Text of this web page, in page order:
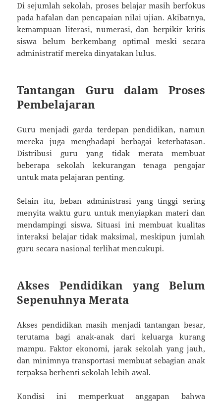
Di sejumlah sekolah, proses belajar masih berfokus
pada hafalan dan pencapaian nilai ujian. Akibatnya,
kemampuan literasi, numerasi, dan berpikir kritis
siswa belum berkembang optimal meski secara
administratif mereka dinyatakan lulus.
Tantangan Guru dalam Proses
Pembelajaran
Guru menjadi garda terdepan pendidikan, namun
mereka juga menghadapi berbagai keterbatasan.
Distribusi guru yang tidak merata membuat
beberapa sekolah kekurangan tenaga pengajar
untuk mata pelajaran penting.
Selain itu, beban administrasi yang tinggi sering
menyita waktu guru untuk menyiapkan materi dan
mendampingi siswa. Situasi ini membuat kualitas
interaksi belajar tidak maksimal, meskipun jumlah
guru secara nasional terlihat mencukupi.
Akses Pendidikan yang Belum
Sepenuhnya Merata
Akses pendidikan masih menjadi tantangan besar,
terutama bagi anak-anak dari keluarga kurang
mampu. Faktor ekonomi, jarak sekolah yang jauh,
dan minimnya transportasi membuat sebagian anak
terpaksa berhenti sekolah lebih awal.
Kondisi ini memperkuat anggapan bahwa